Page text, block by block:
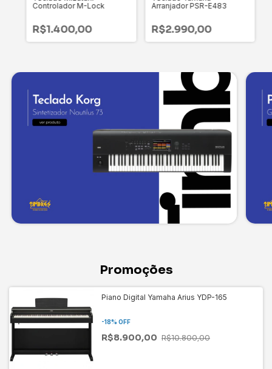
Controlador M-Lock
R$1.400,00
Arranjador PSR-E483
R$2.990,00
Promoções
Piano Digital Yamaha Arius YDP-165
-18% OFF
R$8.900,00 R$10.800,00